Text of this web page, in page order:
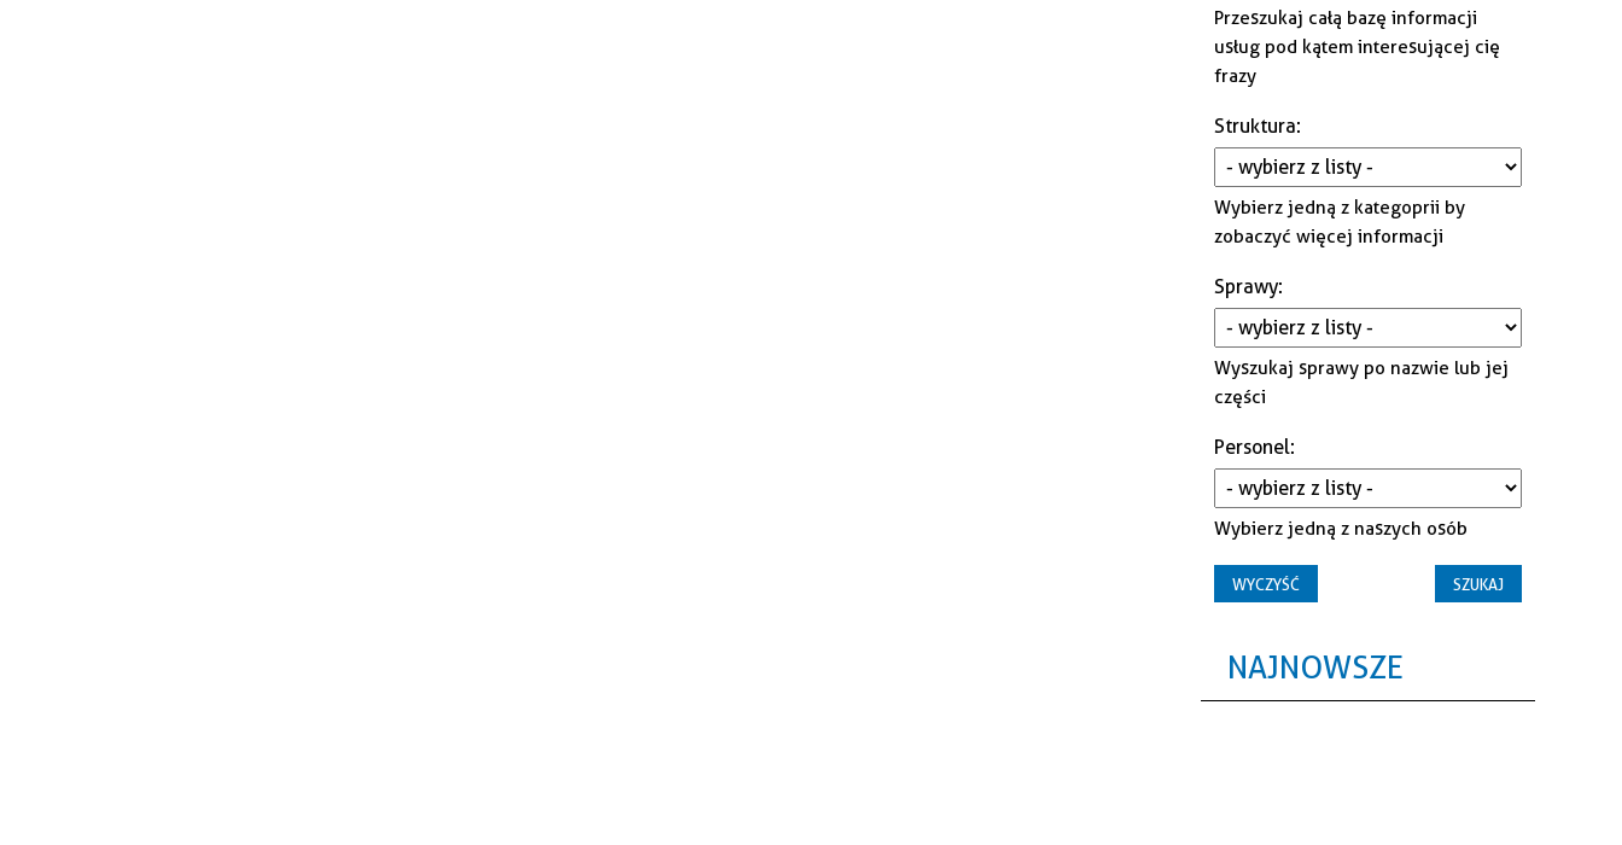
Gminna Komisja Rozwiązywania
Problemów Alkoholowych i
Przeciwdziałania Narkomanii
Przeszukaj całą bazę informacji
usług pod kątem interesującej cię
frazy
Struktura:
Wybierz jedną z kategoprii by
zobaczyć więcej informacji
Sprawy:
Wyszukaj sprawy po nazwie lub jej
części
Personel:
Wybierz jedną z naszych osób
NAJNOWSZE